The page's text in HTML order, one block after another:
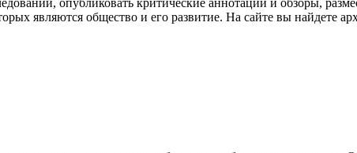
являются общество и его развитие. На сайте вы найдете